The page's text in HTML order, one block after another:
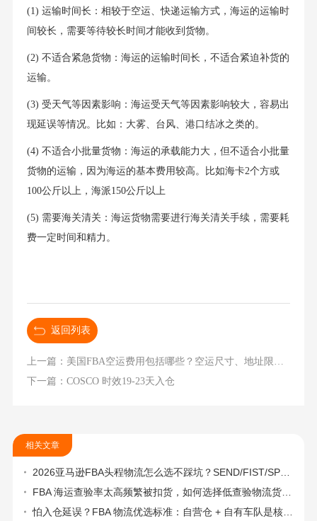
(1) 运输时间长：相较于空运、快递运输方式，海运的运输时
间较长，需要等待较长时间才能收到货物。
(2) 不适合紧急货物：海运的运输时间长，不适合紧迫补货的
运输。
(3) 受天气等因素影响：海运受天气等因素影响较大，容易出
现延误等情况。比如：大雾、台风、港口结冰之类的。
(4) 不适合小批量货物：海运的承载能力大，但不适合小批量
货物的运输，因为海运的基本费用较高。比如海卡2个方或
100公斤以上，海派150公斤以上
(5) 需要海关清关：海运货物需要进行海关清关手续，需要耗
费一定时间和精力。
返回列表
下一篇：COSCO 时效19-23天入仓
相关文章
2026亚马逊FBA头程物流怎么选不踩坑？SEND/FIST/SPN官方认证物流商，只有这家敢承诺“准达率第一”
FBA 海运查验率太高频繁被扣货，如何选择低查验物流货代？
怕入仓延误？FBA 物流优选标准：自营仓 + 自有车队是核心硬指标